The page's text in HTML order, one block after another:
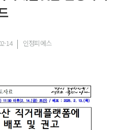
14 인정피에스